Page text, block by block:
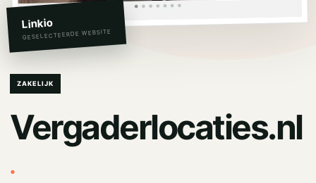
Linkio
GESELECTEERDE WEBSITE
ZAKELIJK
Vergaderlocaties.nl
.